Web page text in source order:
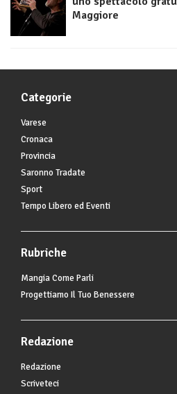
Maggiore
Categorie
Varese
Cronaca
Provincia
Saronno Tradate
Sport
Tempo Libero ed Eventi
Rubriche
Mangia Come Parli
Progettiamo Il Tuo Benessere
Redazione
Redazione
Scriveteci